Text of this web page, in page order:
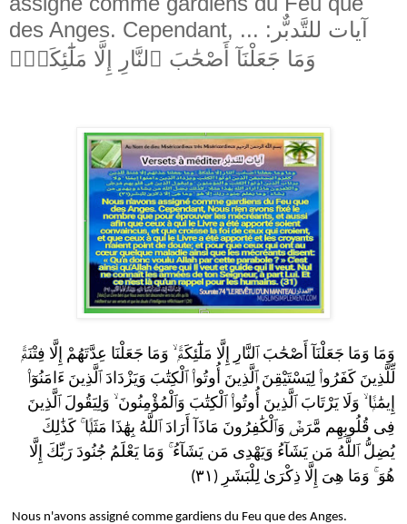
des Anges. Cependant, ... آيات للتَّدبٌّر:
وَمَا جَعَلْنَآ أَصْحَٰبَ ٱلنَّارِ إِلَّا مَلَٰٓئِكَةًۭ
وَمَا وَمَا جَعَلْنَآ أَصْحَٰبَ ٱلنَّارِ إِلَّا مَلَٰٓئِكَةًۭۙ وَمَا جَعَلْنَا عِدَّتَهُمْ إِلَّا فِتْنَةًۭ
لِّلَّذِينَ كَفَرُوا۟ لِيَسْتَيْقِنَ ٱلَّذِينَ أُوتُوا۟ ٱلْكِتَٰبَ وَيَزْدَادَ ٱلَّذِينَ ءَامَنُوٓا۟
إِيمَٰنًۭاۙ وَلَا يَرْتَابَ ٱلَّذِينَ أُوتُوا۟ ٱلْكِتَٰبَ وَٱلْمُؤْمِنُونَۙ وَلِيَقُولَ ٱلَّذِينَ
فِى قُلُوبِهِم مَّرَضٌۭ وَٱلْكَٰفِرُونَ مَاذَآ أَرَادَ ٱللَّهُ بِهَٰذَا مَثَلًۭاۚ كَذَٰلِكَ
يُضِلُّ ٱللَّهُ مَن يَشَآءُ وَيَهْدِى مَن يَشَآءُۚ وَمَا يَعْلَمُ جُنُودَ رَبِّكَ إِلَّا
هُوَۚ وَمَا هِىَ إِلَّا ذِكْرَىٰ لِلْبَشَرِ (٣١)
Nous n'avons assigné comme gardiens du Feu que des Anges.